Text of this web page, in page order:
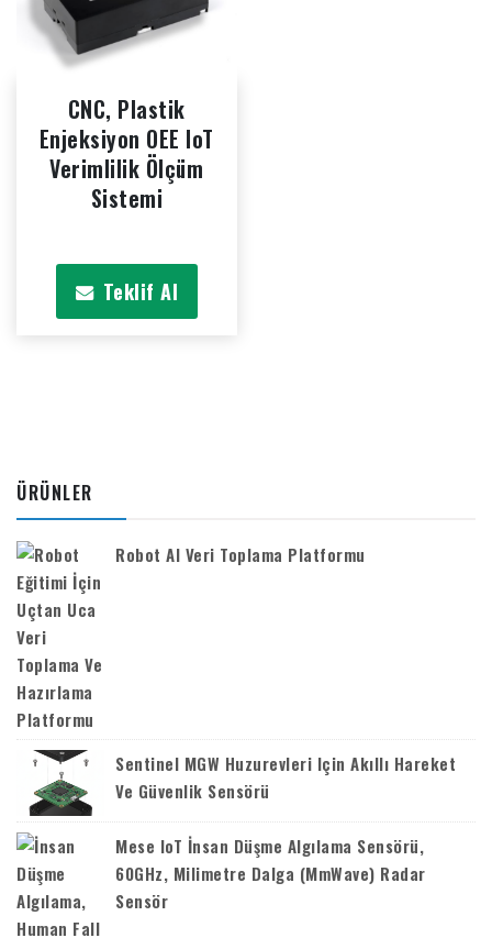
CNC, Plastik
Enjeksiyon OEE IoT
Verimlilik Ölçüm
Sistemi
Teklif Al
ÜRÜNLER
Robot AI Veri Toplama Platformu
Sentinel MGW Huzurevleri Için Akıllı Hareket
Ve Güvenlik Sensörü
Mese IoT İnsan Düşme Algılama Sensörü,
60GHz, Milimetre Dalga (mmWave) Radar
Sensör